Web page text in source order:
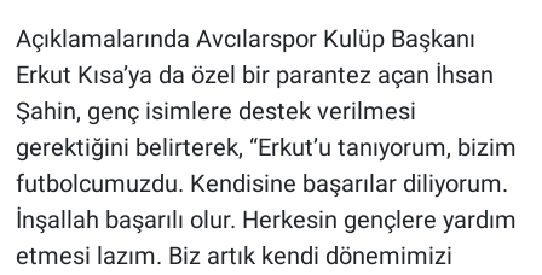
Açıklamalarında Avcılarspor Kulüp Başkanı
Erkut Kısa’ya da özel bir parantez açan İhsan
Şahin, genç isimlere destek verilmesi
gerektiğini belirterek, “Erkut’u tanıyorum, bizim
futbolcumuzdu. Kendisine başarılar diliyorum.
İnşallah başarılı olur. Herkesin gençlere yardım
etmesi lazım. Biz artık kendi dönemimizi